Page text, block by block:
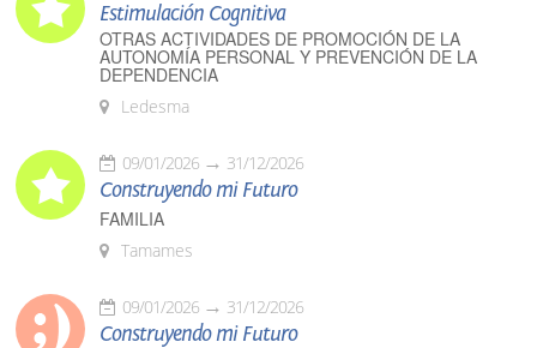
Estimulación Cognitiva
OTRAS ACTIVIDADES DE PROMOCIÓN DE LA
AUTONOMÍA PERSONAL Y PREVENCIÓN DE LA
DEPENDENCIA
Ledesma
09/01/2026 31/12/2026
Construyendo mi Futuro
FAMILIA
Tamames
09/01/2026 31/12/2026
Construyendo mi Futuro